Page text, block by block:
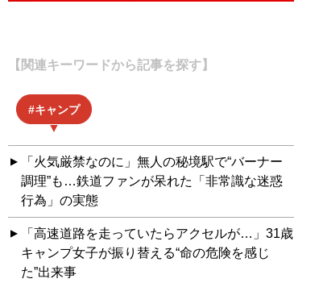
【関連キーワードから記事を探す】
キャンプ
「火気厳禁なのに」無人の秘境駅で“バーナー
調理”も…鉄道ファンが呆れた「非常識な迷惑
行為」の実態
「高速道路を走っていたらアクセルが…」31歳
キャンプ女子が振り替える“命の危険を感じ
た”出来事